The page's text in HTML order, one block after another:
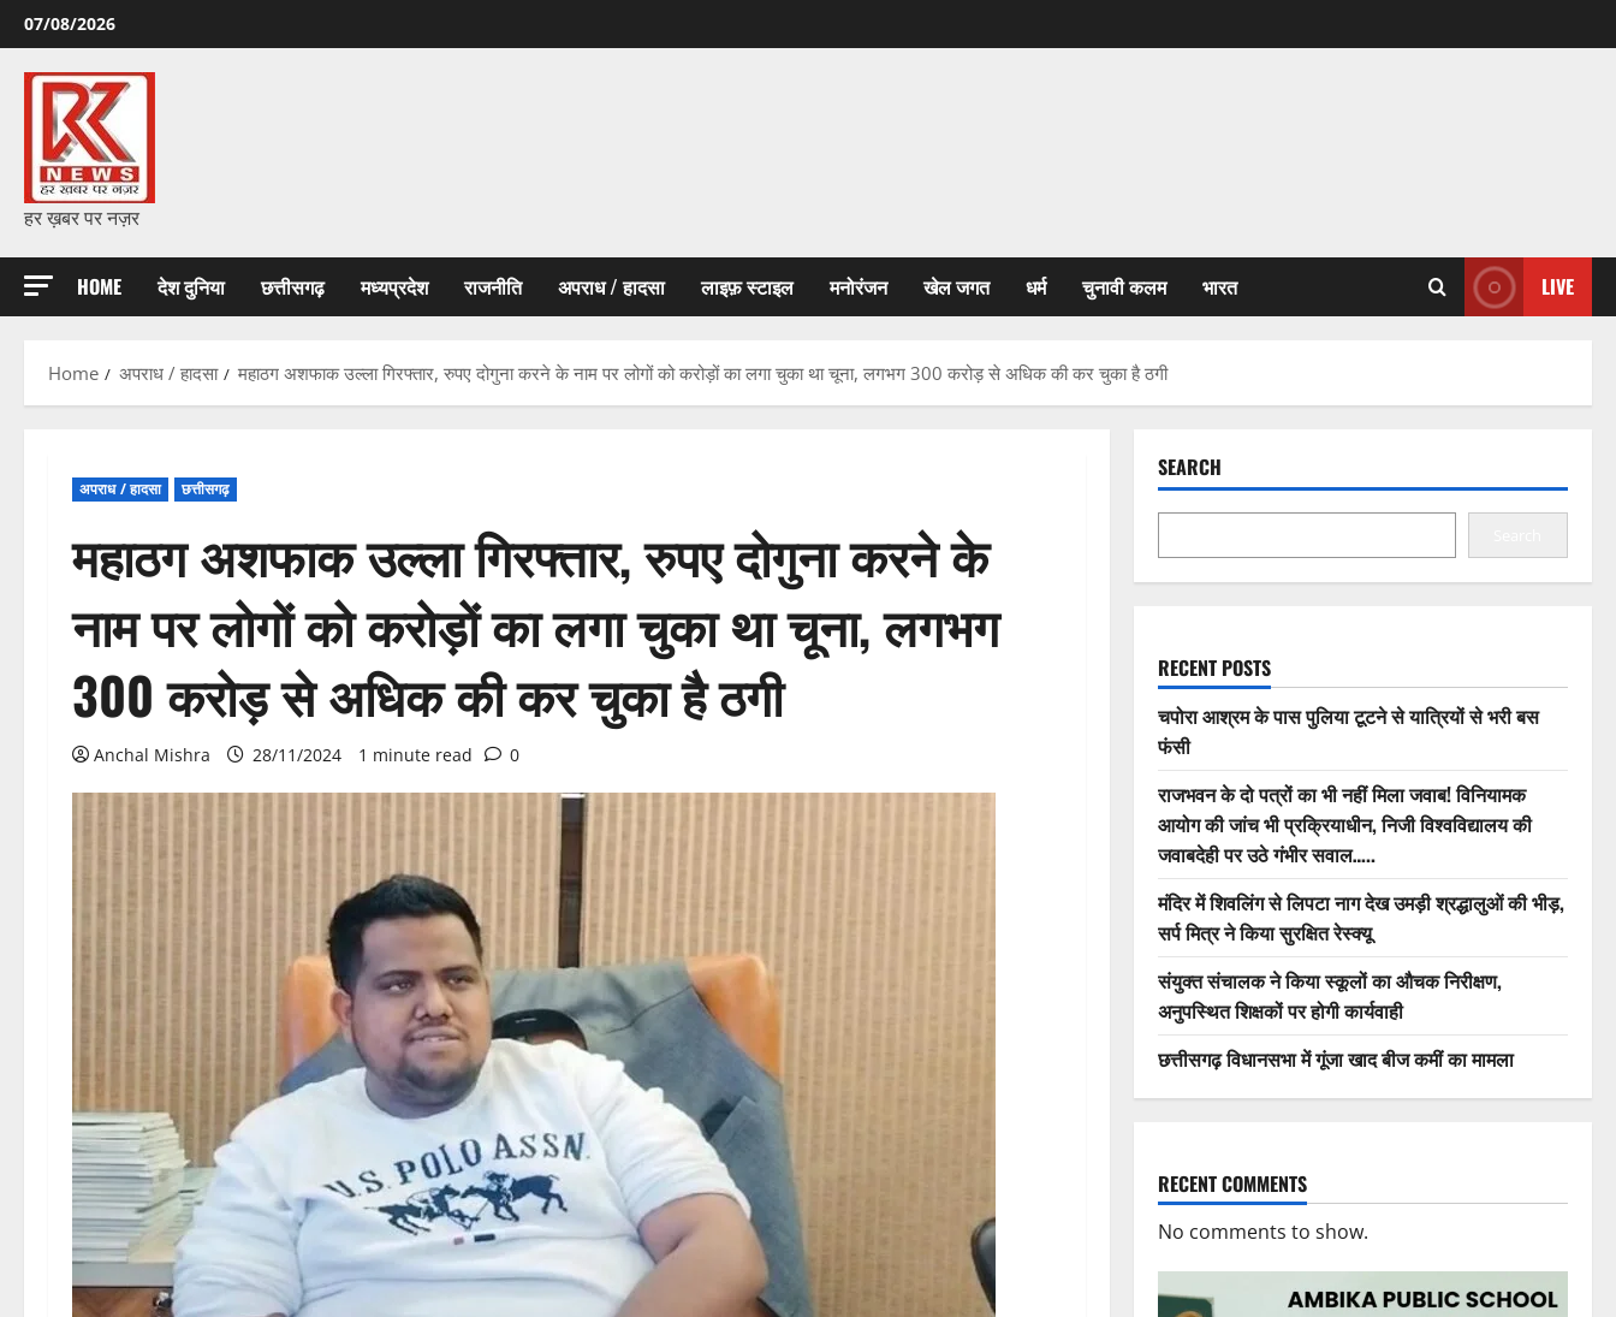
Skip
to
content
07/08/2026
हर ख़बर पर नज़र
HOME देश दुनिया छत्तीसगढ़ मध्यप्रदेश राजनीति अपराध / हादसा लाइफ़ स्टाइल मनोरंजन खेल जगत धर्म चुनावी कलम भारत LIVE
Home अपराध / हादसा महाठग अशफाक उल्ला गिरफ्तार, रुपए दोगुना करने के नाम पर लोगों को करोड़ों का लगा चुका था चूना, लगभग 300 करोड़ से अधिक की कर चुका है ठगी
अपराध / हादसा छत्तीसगढ़
महाठग अशफाक उल्ला गिरफ्तार, रुपए दोगुना करने के
नाम पर लोगों को करोड़ों का लगा चुका था चूना, लगभग
300 करोड़ से अधिक की कर चुका है ठगी
Anchal Mishra 28/11/2024 1 minute read 0
SEARCH
RECENT POSTS
चपोरा आश्रम के पास पुलिया टूटने से यात्रियों से भरी बस
फंसी
राजभवन के दो पत्रों का भी नहीं मिला जवाब! विनियामक
आयोग की जांच भी प्रक्रियाधीन, निजी विश्वविद्यालय की
जवाबदेही पर उठे गंभीर सवाल…..
मंदिर में शिवलिंग से लिपटा नाग देख उमड़ी श्रद्धालुओं की भीड़,
सर्प मित्र ने किया सुरक्षित रेस्क्यू
संयुक्त संचालक ने किया स्कूलों का औचक निरीक्षण,
अनुपस्थित शिक्षकों पर होगी कार्यवाही
छत्तीसगढ़ विधानसभा में गूंजा खाद बीज कमीं का मामला
RECENT COMMENTS
No comments to show.